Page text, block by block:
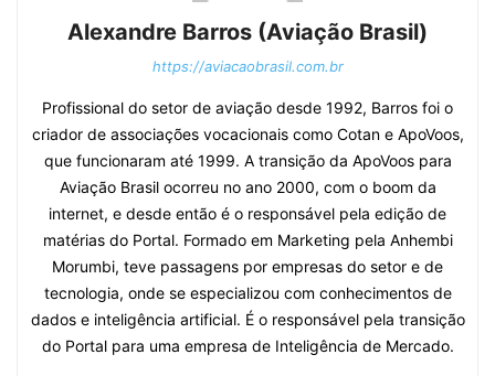
Alexandre Barros (Aviação Brasil)
https://aviacaobrasil.com.br
Profissional do setor de aviação desde 1992, Barros foi o
criador de associações vocacionais como Cotan e ApoVoos,
que funcionaram até 1999. A transição da ApoVoos para
Aviação Brasil ocorreu no ano 2000, com o boom da
internet, e desde então é o responsável pela edição de
matérias do Portal. Formado em Marketing pela Anhembi
Morumbi, teve passagens por empresas do setor e de
tecnologia, onde se especializou com conhecimentos de
dados e inteligência artificial. É o responsável pela transição
do Portal para uma empresa de Inteligência de Mercado.